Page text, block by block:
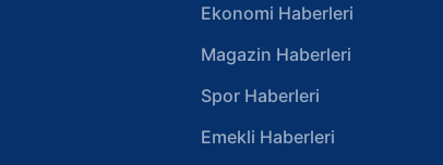
Ekonomi Haberleri
Magazin Haberleri
Spor Haberleri
Emekli Haberleri